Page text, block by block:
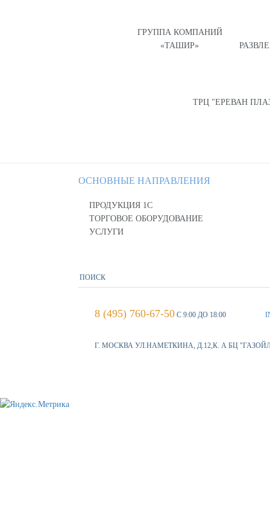
ГРУППА КОМПАНИЙ
«ТАШИР»
ТРЦ "ЕРЕВАН
ОСНОВНЫЕ НАПРАВЛЕНИЯ
ПРОДУКЦИЯ 1С
ТОРГОВОЕ ОБОРУДОВАНИЕ
УСЛУГИ
8 (495) 760-67-50 С 9:00 ДО 18:00
Г. МОСКВА УЛ.НАМЕТКИНА, Д.12,К. А БЦ